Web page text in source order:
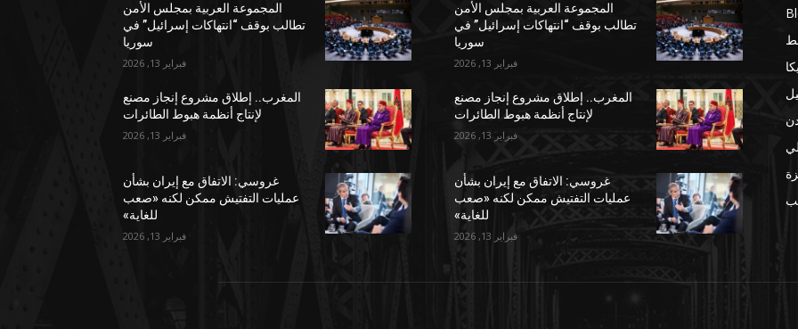
المجموعة العربية بمجلس الأمن
تطالب بوقف “انتهاكات إسرائيل” في
سوريا
فبراير 13, 2026
المغرب.. إطلاق مشروع إنجاز مصنع
لإنتاج أنظمة هبوط الطائرات
فبراير 13, 2026
غروسي: الاتفاق مع إيران بشأن
عمليات التفتيش ممكن لكنه «صعب
للغاية»
فبراير 13, 2026
المجموعة العربية بمجلس الأمن
تطالب بوقف “انتهاكات إسرائيل” في
سوريا
فبراير 13, 2026
المغرب.. إطلاق مشروع إنجاز مصنع
لإنتاج أنظمة هبوط الطائرات
فبراير 13, 2026
غروسي: الاتفاق مع إيران بشأن
عمليات التفتيش ممكن لكنه «صعب
للغاية»
فبراير 13, 2026